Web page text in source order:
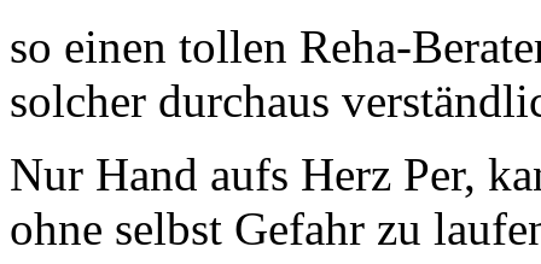
so einen tollen Reha-
solcher durchaus
Nur Hand aufs Herz Per,
ohne selbst Gefahr zu